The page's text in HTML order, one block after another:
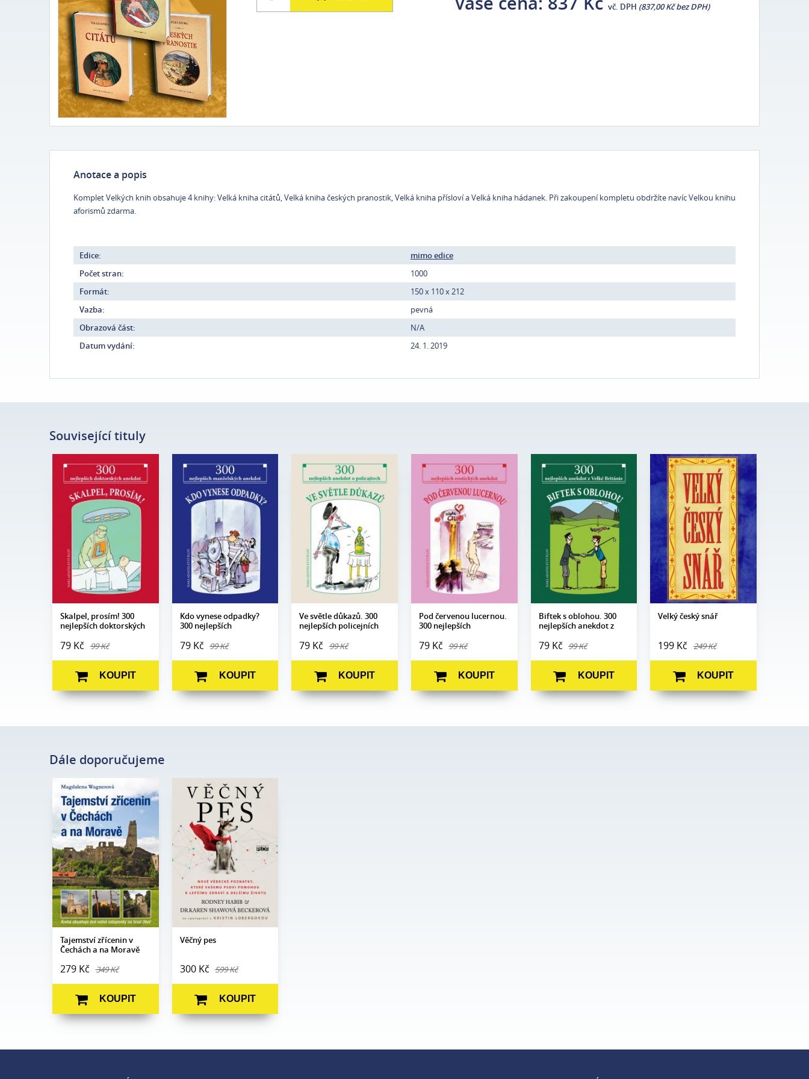
vč. DPH (837,00 Kč bez DPH)
Anotace a popis
Komplet Velkých knih obsahuje 4 knihy: Velká kniha citátů, Velká kniha českých pranostik, Velká kniha přísloví a Velká kniha hádanek. Při zakoupení kompletu obdržíte navíc Velkou knihu
aforismů zdarma.
Edice:
mimo edice
Počet stran:
1000
Formát:
150 x 110 x 212
Vazba:
pevná
Obrazová část:
N/A
Datum vydání:
24. 1. 2019
Související tituly
Skalpel, prosím! 300
nejlepších doktorských
79 Kč 99 Kč
Edice:
Kabaret
Počet
stran:
80
Formát:
105 x 140
V8a (pevná)
Obrazová
část:
Ilustrace Miroslav
Barták
Datum
vydání:
16. 6. 2021
KOUPIT
Kdo vynese odpadky?
300 nejlepších
79 Kč 99 Kč
Edice:
Kabaret
Počet
stran:
105 x 140
V8a (pevná)
Obrazová
část:
Ilustrace Jiří
Novák a Jaroslav
Skoupý
Datum
vydání:
16. 6. 2021
KOUPIT
Ve světle důkazů. 300
nejlepších policejních
79 Kč 99 Kč
Edice:
Kabaret
Počet
80
105 x 140
Vazba:
V8a (pevná)
Obrazová
část:
Ilustrace Miroslav
Pavlíček
Datum
vydání:
16. 6. 2021
KOUPIT
Pod červenou lucernou.
300 nejlepších
79 Kč 99 Kč
Edice:
Kabaret
Počet
80
Formát:
105 x 140
V8a (pevná)
Obrazová
část:
Ilustrace Jiří
Novák a Jaroslav
Skoupý
Datum
vydání:
16. 6. 2021
KOUPIT
Biftek s oblohou. 300
nejlepších anekdot z
79 Kč 99 Kč
Edice:
Kabaret
Počet
stran:
80
Formát:
105 x 140
V8a (pevná)
Obrazová
část:
Ilustrace Adam
Lesikar
Datum
vydání:
16. 6. 2021
KOUPIT
Velký český snář
199 Kč 249 Kč
Autor:
kolektiv
autorů
Edice:
Koloseum
Počet stran:
300
Formát:
A5
Vazba:
V8 (pevná)
Obrazová
část:
N/A
Datum
vydání:
16. 10. 2014
KOUPIT
Dále doporučujeme
Tajemství zřícenin v
Čechách a na Moravě
279 Kč 349 Kč
Autor:
Magdalena
Wagnerová
Edice:
mimo edice
Počet
stran:
200
Formát:
160 x 230
Vazba:
V8a (pevná)
Obrazová
část:
Barevné
fotografie
Datum
vydání:
27. 10. 2011
KOUPIT
Věčný pes
300 Kč 599 Kč
Autor:
Rodney Habib, Dr.
Karen Shawová
Beckerová
Edice:
Edukace
Počet
stran:
408
165 x 237
Vazba:
V8a (pevná)
Datum
vydání:
28. 5. 2024
KOUPIT